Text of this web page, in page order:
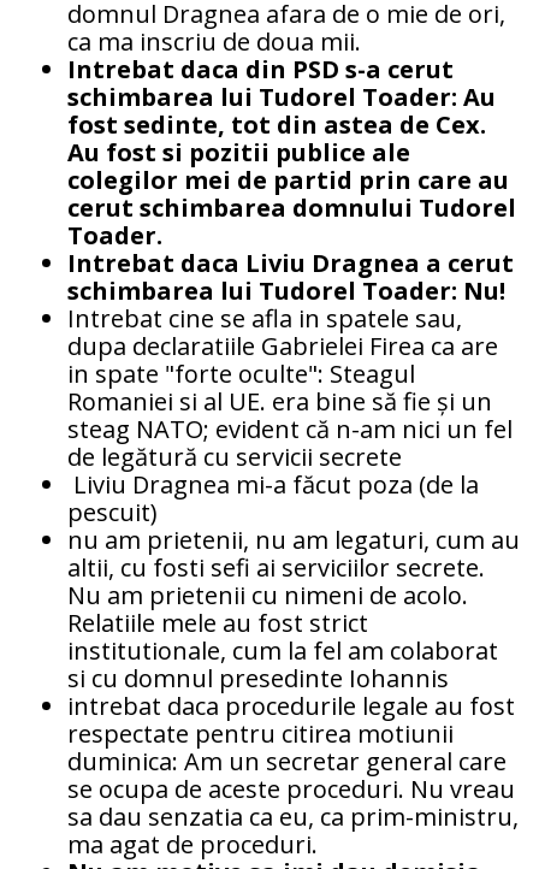
domnul Dragnea afara de o mie de ori,
ca ma inscriu de doua mii.
Intrebat daca din PSD s-a cerut
schimbarea lui Tudorel Toader: Au
fost sedinte, tot din astea de Cex.
Au fost si pozitii publice ale
colegilor mei de partid prin care au
cerut schimbarea domnului Tudorel
Toader.
Intrebat daca Liviu Dragnea a cerut
schimbarea lui Tudorel Toader: Nu!
Intrebat cine se afla in spatele sau,
dupa declaratiile Gabrielei Firea ca are
in spate "forte oculte": Steagul
Romaniei si al UE. era bine să fie și un
steag NATO; evident că n-am nici un fel
de legătură cu servicii secrete
Liviu Dragnea mi-a făcut poza (de la
pescuit)
nu am prietenii, nu am legaturi, cum au
altii, cu fosti sefi ai serviciilor secrete.
Nu am prietenii cu nimeni de acolo.
Relatiile mele au fost strict
institutionale, cum la fel am colaborat
si cu domnul presedinte Iohannis
intrebat daca procedurile legale au fost
respectate pentru citirea motiunii
duminica: Am un secretar general care
se ocupa de aceste proceduri. Nu vreau
sa dau senzatia ca eu, ca prim-ministru,
ma agat de proceduri.